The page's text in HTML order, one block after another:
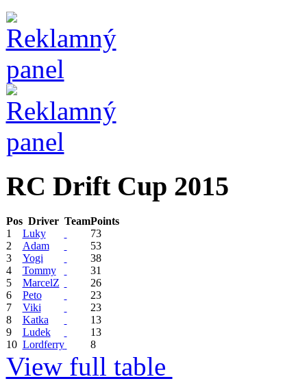
RC Drift Cup 2015
Pos Driver TeamPoints
1
Luky
73
2
Adam
53
3
Yogi
38
4
Tommy
31
5
MarcelZ
26
6
Peto
23
7
Viki
23
8
Katka
13
9
Ludek
13
10 Lordferry 8
View full table